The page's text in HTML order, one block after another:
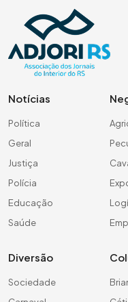
Notícias
Política
Geral
Justiça
Polícia
Educação
Saúde
Diversão
Sociedade